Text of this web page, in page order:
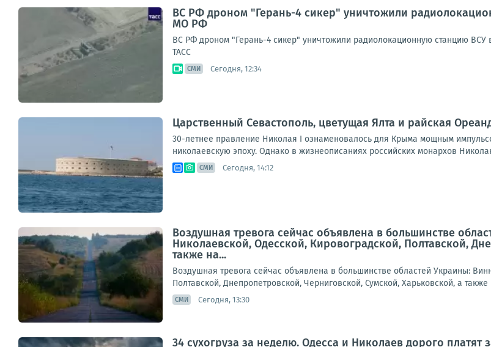
ВС РФ дроном "Герань-4 сикер" уничтожили
МО РФ
ВС РФ дроном "Герань-4 сикер" уничтожили радиолокационную станцию
ТАСС
СМИ Сегодня, 12:34
Царственный Севастополь, цветущая Ялта и райская
30-летнее правление Николая I ознаменовалось для Крыма мощным
николаевскую эпоху. Однако в жизнеописаниях российских монархов
СМИ Сегодня, 14:12
Воздушная тревога сейчас объявлена в большинстве
Николаевской, Одесской, Кировоградской, Полтавской,
также на...
Воздушная тревога сейчас объявлена в большинстве областей Украины:
Полтавской, Днепропетровской, Черниговской, Сумской, Харьковской, а
СМИ Сегодня, 13:30
34 сухогруза за неделю. Одесса и Николаев дорого